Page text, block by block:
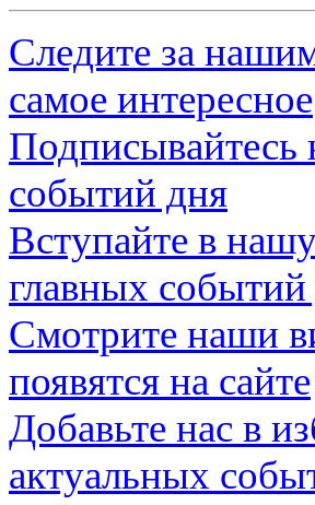
Следите за
самое интересное
Подписывайтесь
событий дня
Вступайте в
главных
Смотрите наши
появятся на сайте
Добавьте нас в
актуальных